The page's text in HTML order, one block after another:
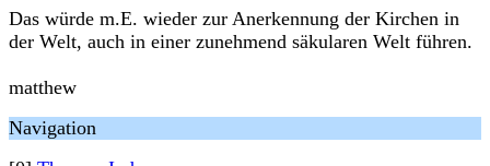
Das würde m.E. wieder zur Anerkennung der Kirchen in
der Welt, auch in einer zunehmend säkularen Welt führen.
matthew
Navigation